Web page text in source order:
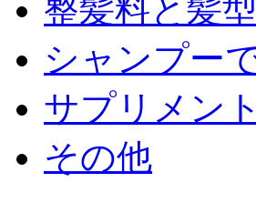
整髪料と髪
シャンプー
サプリメン
その他